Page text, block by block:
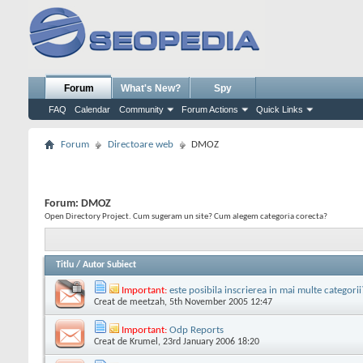
Forum
FAQ Calendar Community Forum Actions Quick Links
What's New? Spy
Forum Directoare web DMOZ
Forum: DMOZ
Open Directory Project. Cum sugeram un site? Cum alegem categoria corecta?
Titlu / Autor Subiect
Important: este posibila inscrierea in mai multe
Creat de meetzah, 5th November 2005 12:47
Important: Odp Reports
Creat de Krumel , 23rd January 2006 18:20